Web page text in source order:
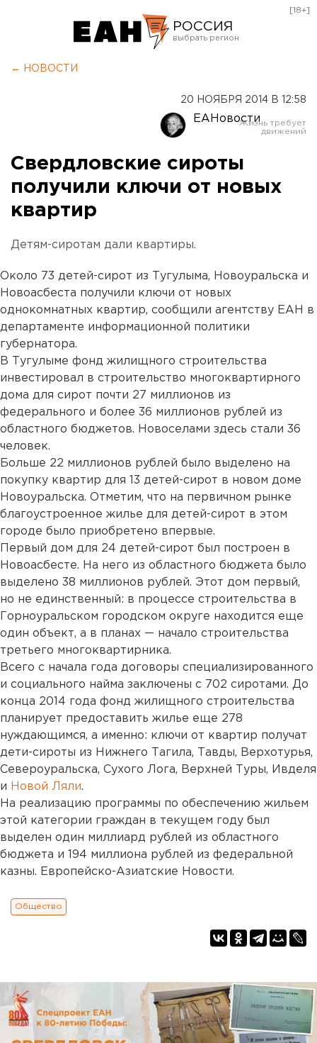
РОССИЯ
Оренбург
[18+]
← НОВОСТИ
20 НОЯБРЯ 2014 В 12:58
ЕАНовости
Свердловские сироты
получили ключи от новых
квартир
Детям-сиротам дали квартиры.
Около 73 детей-сирот из Тугулыма, Новоуральска и
Новоасбеста получили ключи от новых
однокомнатных квартир, сообщили агентству ЕАН в
департаменте информационной политики
губернатора.
В Тугулыме фонд жилищного строительства
инвестировал в строительство многоквартирного
дома для сирот почти 27 миллионов из
федерального и более 36 миллионов рублей из
областного бюджетов. Новоселами здесь стали 36
человек.
Больше 22 миллионов рублей было выделено на
покупку квартир для 13 детей-сирот в новом доме
Новоуральска. Отметим, что на первичном рынке
благоустроенное жилье для детей-сирот в этом
городе было приобретено впервые.
Первый дом для 24 детей-сирот был построен в
Новоасбесте. На него из областного бюджета было
выделено 38 миллионов рублей. Этот дом первый,
но не единственный: в процессе строительства в
Горноуральском городском округе находится еще
один объект, а в планах — начало строительства
третьего многоквартирника.
Всего с начала года договоры специализированного
и социального найма заключены с 702 сиротами. До
конца 2014 года фонд жилищного строительства
планирует предоставить жилье еще 278
нуждающимся, а именно: ключи от квартир получат
дети-сироты из Нижнего Тагила, Тавды, Верхотурья,
Североуральска, Сухого Лога, Верхней Туры, Ивделя
и Новой Ляли.
На реализацию программы по обеспечению жильем
этой категории граждан в текущем году был
выделен один миллиард рублей из областного
бюджета и 194 миллиона рублей из федеральной
казны. Европейско-Азиатские Новости.
Общество